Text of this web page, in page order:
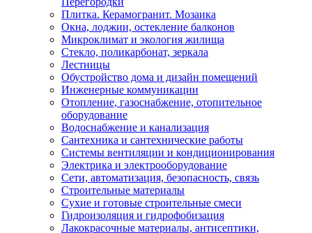
Плитка. Керамогранит. Мозаика
Окна, лоджии, остекление балконов
Микроклимат и экология жилища
Стекло, поликарбонат, зеркала
Лестницы
Обустройство дома и дизайн помещений
Инженерные коммуникации
Отопление, газоснабжение, отопительное
оборудование
Водоснабжение и канализация
Сантехника и сантехнические работы
Системы вентиляции и кондиционирования
Электрика и электрооборудование
Сети, автоматизация, безопасность, связь
Строительные материалы
Сухие и готовые строительные смеси
Гидроизоляция и гидрофобизация
Лакокрасочные материалы, антисептики,